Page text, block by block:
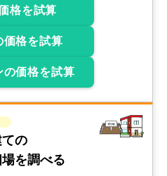
格を試算
価格を試算
の価格を試算
の
を調べる